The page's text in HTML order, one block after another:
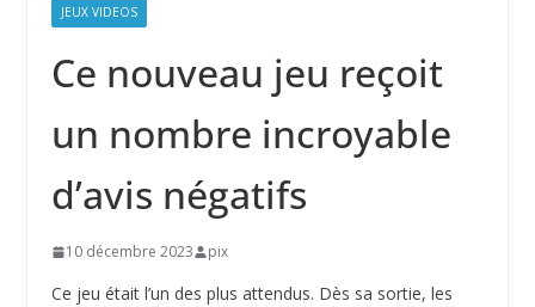
JEUX VIDEOS
Ce nouveau jeu reçoit
un nombre incroyable
d’avis négatifs
10 décembre 2023 pix
Ce jeu était l’un des plus attendus. Dès sa sortie, les